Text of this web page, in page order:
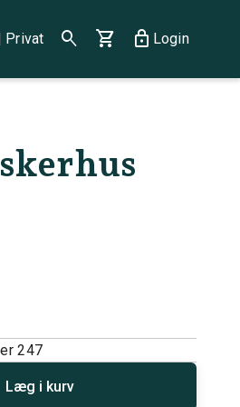
Privat search shopping_cart lock Login
247
Læg i kurv